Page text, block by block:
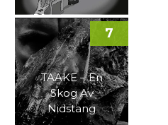
TAAKE – En
Skog Av
Nidstang
7